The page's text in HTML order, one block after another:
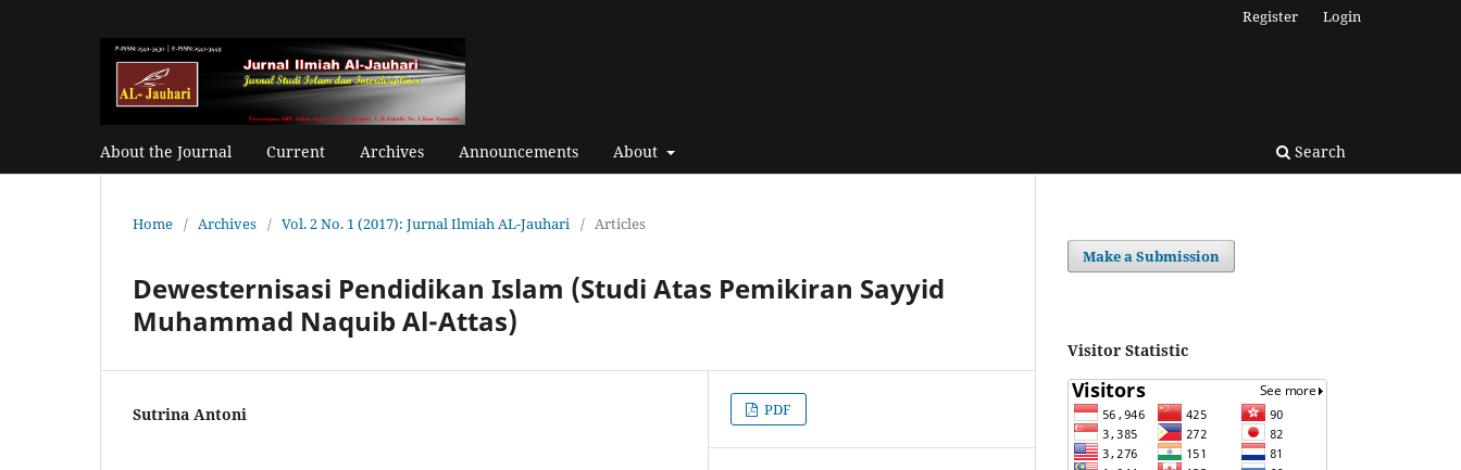
About the Journal Current Archives Announcements About Search
Register Login
Home / Archives / Vol. 2 No. 1 (2017): Jurnal Ilmiah AL-Jauhari / Articles
Dewesternisasi Pendidikan Islam (Studi Atas Pemikiran Sayyid
Muhammad Naquib Al-Attas)
Sutrina Antoni PDF
Make a Submission
Visitor Statistic